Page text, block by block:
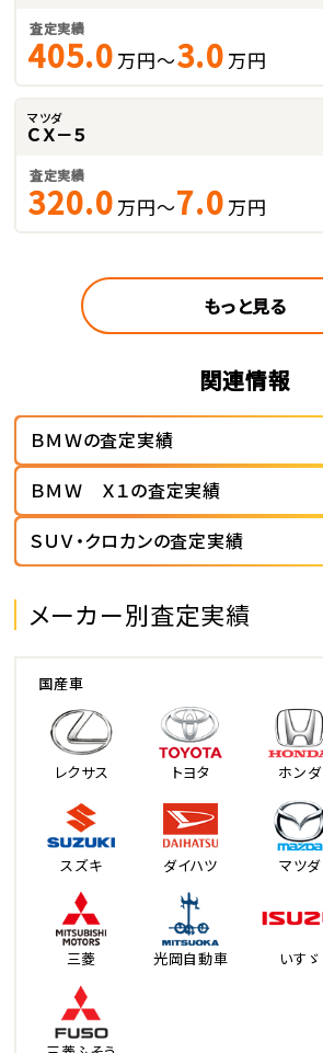
査定実績
405.0 万円～3.0 万円
マツダ
ＣＸ－５
査定実績
320.0 万円～7.0 万円
もっと見る
関連情報
ＢＭＷの査定実績
ＢＭＷ Ｘ１の査定実績
ＳＵＶ・クロカンの査定実績
メーカー別査定実績
国産車
レクサス トヨタ ホンダ
スズキ ダイハツ マツダ
三菱 光岡自動車 いすゞ